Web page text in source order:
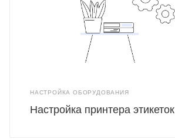
НАСТРОЙКА ОБОРУДОВАНИЯ
Настройка принтера этикеток